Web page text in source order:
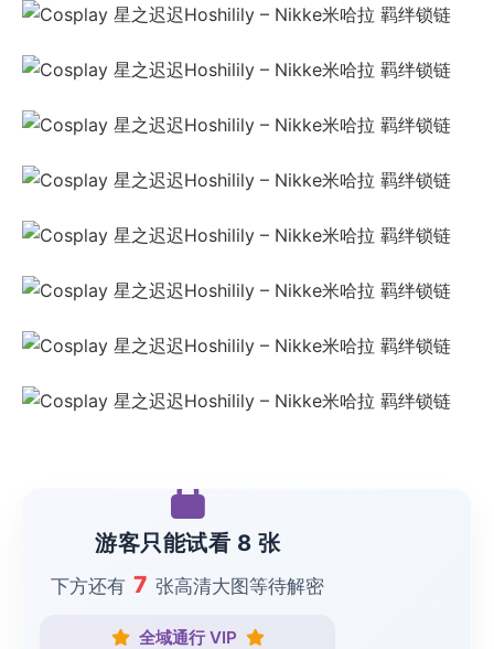
游客只能试看 8 张
下方还有 7 张高清大图等待解密
全域通行 VIP